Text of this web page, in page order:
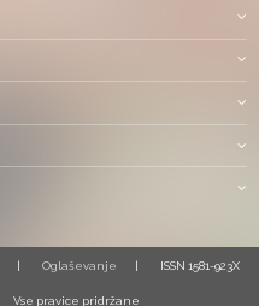
Oglaševanje ISSN 1581-923X
Vse pravice pridržane